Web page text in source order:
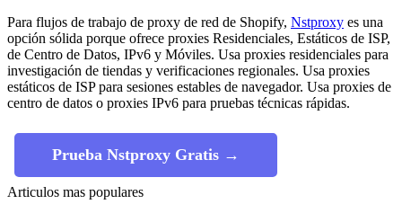
Para flujos de trabajo de proxy de red de Shopify, Nstproxy es una
opción sólida porque ofrece proxies Residenciales, Estáticos de ISP,
de Centro de Datos, IPv6 y Móviles. Usa proxies residenciales para
investigación de tiendas y verificaciones regionales. Usa proxies
estáticos de ISP para sesiones estables de navegador. Usa proxies de
centro de datos o proxies IPv6 para pruebas técnicas rápidas.
Prueba Nstproxy Gratis →
Articulos mas populares